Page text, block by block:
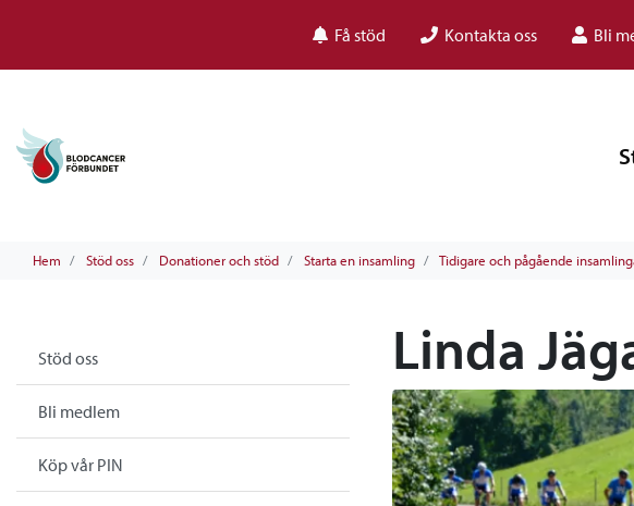
Få stöd Kontakta oss Bli
Hem Stöd oss Donationer och stöd Starta en insamling Tidigare och pågående
Stöd oss
Bli medlem
Köp vår PIN
Linda